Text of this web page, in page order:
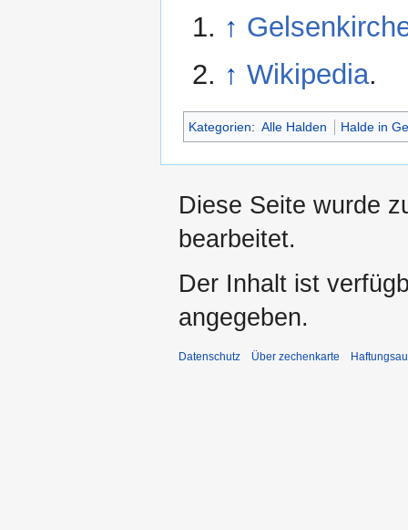
↑
↑ Wikipedia.
Kategorien: Alle Halden Halde in
Diese Seite wurde
bearbeitet.
Der Inhalt ist
angegeben.
Datenschutz Über zechenkarte